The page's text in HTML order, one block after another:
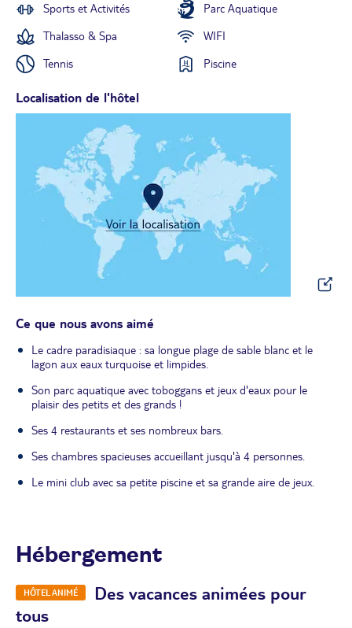
Sports et Activités
Parc Aquatique
Thalasso & Spa
WIFI
Tennis
Piscine
Localisation de l'hôtel
Ce que nous avons aimé
Le cadre paradisiaque : sa longue plage de sable blanc et le
lagon aux eaux turquoise et limpides.
Son parc aquatique avec toboggans et jeux d'eaux pour le
plaisir des petits et des grands !
Ses 4 restaurants et ses nombreux bars.
Ses chambres spacieuses accueillant jusqu'à 4 personnes.
Le mini club avec sa petite piscine et sa grande aire de jeux.
Hébergement
HÔTEL ANIMÉ
Des vacances animées pour
tous